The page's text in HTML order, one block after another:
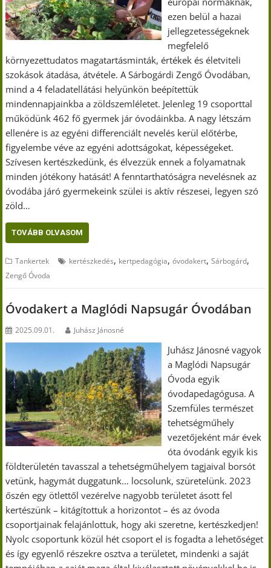
ezen belül a hazai
jellegzetességeknek
megfelelő
környezettudatos magatartásminták, értékek és életviteli
szokások átadása, átvétele. A Sárbogárdi Zengő Óvodában,
mind a 4 feladatellátási helyünkön beépítettük
mindennapjainkba a zöldszemléletet. Jelenleg 19 csoporttal
működünk 462 fő gyermek jár óvodáinkba. A nagy létszám
ellenére is az egyéni differenciált nevelés kerül előtérbe,
figyelembe véve az egyéni adottságokat, képességeket.
Szívesen kertészkedünk, és élvezzük ennek a folyamatnak
minden jótékony hatását! A fenntarthatóságra nevelésnek az
óvodába járó gyermekeink szülei is aktív részesei, legyen szó
zöld…
TOVÁBB OLVASOM
Tankertek kertészkedés, kertpedagógia,óvodakert,Sárbogárd,
Zengő Óvoda
Óvodakert a Maglódi Napsugár Óvodában
2025.09.01. Juhász Jánosné
Juhász Jánosné vagyok
a Maglódi Napsugár
Óvoda egyik
óvodapedagógusa. A
Szemfüles természet
tehetségműhely
vezetőjeként már évek
óta óvodánk egyik kis
földterületén tavasszal a tehetségműhelyem tagjaival borsót
vetünk, hagymát duggatunk… locsolunk, szüretelünk. 2023
őszén egy ötlettől vezérelve nagyobb területet ásott fel
kertészünk – kitágítottuk a horizontot – és az óvoda
csoportjainak felajánlottuk, hogy aki szeretne, kertészkedjen!
Nyolc csoportunk közül hét csoport el is fogadta a lehetőséget
és így egyenlő részekre osztva a területet, mindenki a saját